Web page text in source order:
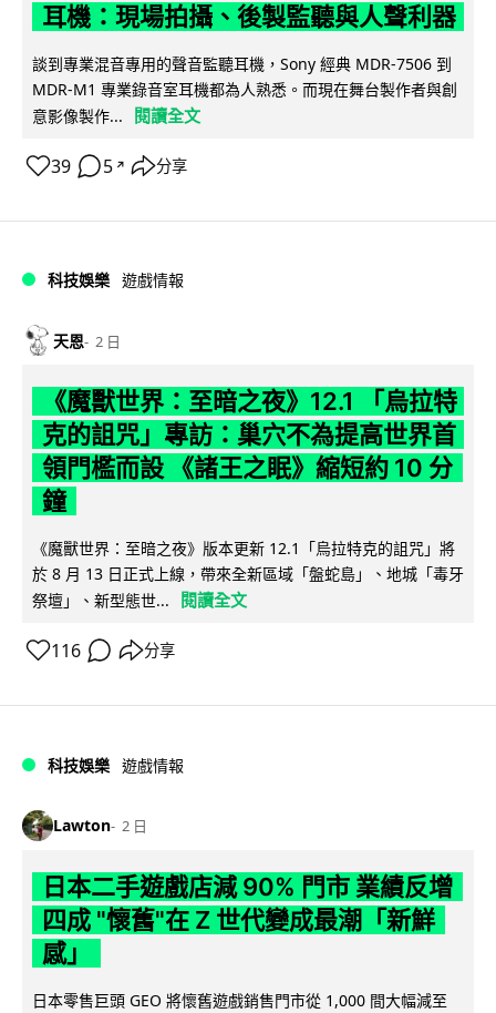
耳機：現場拍攝、後製監聽與人聲利器
談到專業混音專用的聲音監聽耳機，Sony 經典 MDR-7506 到
MDR-M1 專業錄音室耳機都為人熟悉。而現在舞台製作者與創
意影像製作...
閱讀全文
39 5 ↗ 分享
科技娛樂 遊戲情報
天恩 2 日
《魔獸世界：至暗之夜》12.1 「烏拉特
克的詛咒」專訪：巢穴不為提高世界首
領門檻而設 《諸王之眠》縮短約 10 分
鐘
《魔獸世界：至暗之夜》版本更新 12.1「烏拉特克的詛咒」將
於 8 月 13 日正式上線，帶來全新區域「盤蛇島」、地城「毒牙
祭壇」、新型態世...
閱讀全文
116 分享
科技娛樂 遊戲情報
Lawton 2 日
日本二手遊戲店減 90% 門市 業績反增
四成 "懷舊"在 Z 世代變成最潮「新鮮
感」
日本零售巨頭 GEO 將懷舊遊戲銷售門市從 1,000 間大幅減至